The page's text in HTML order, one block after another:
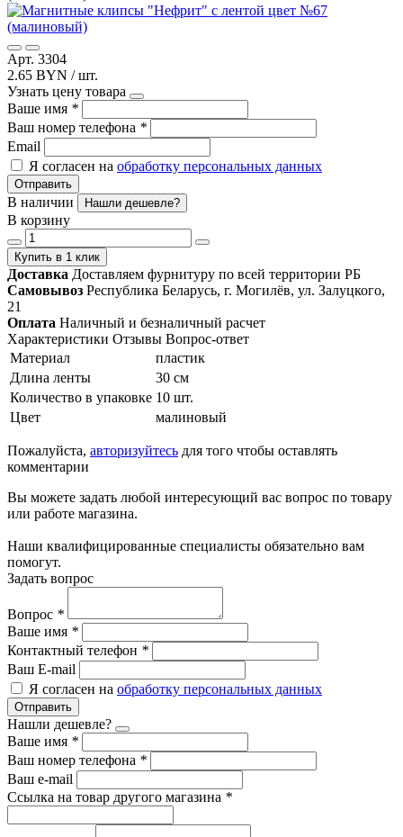
Арт. 3304
2.65 BYN / шт.
Узнать цену товара
Ваше имя *
Ваш номер телефона *
Email
Я согласен на обработку персональных данных
Отправить
В наличии Нашли дешевле?
В корзину
Купить в 1 клик
Доставка Доставляем фурнитуру по всей территории РБ
Самовывоз Республика Беларусь, г. Могилёв, ул. Залуцкого,
21
Оплата Наличный и безналичный расчет
Характеристики Отзывы Вопрос-ответ
Материал
пластик
Длина ленты
30 см
Количество в упаковке 10 шт.
Цвет
малиновый
Пожалуйста, авторизуйтесь для того чтобы оставлять
комментарии
Вы можете задать любой интересующий вас вопрос по товару
или работе магазина.
Наши квалифицированные специалисты обязательно вам
помогут.
Задать вопрос
Вопрос *
Ваше имя *
Контактный телефон *
Ваш E-mail
Я согласен на обработку персональных данных
Отправить
Нашли дешевле?
Ваше имя *
Ваш номер телефона *
Ваш e-mail
Ссылка на товар другого магазина *